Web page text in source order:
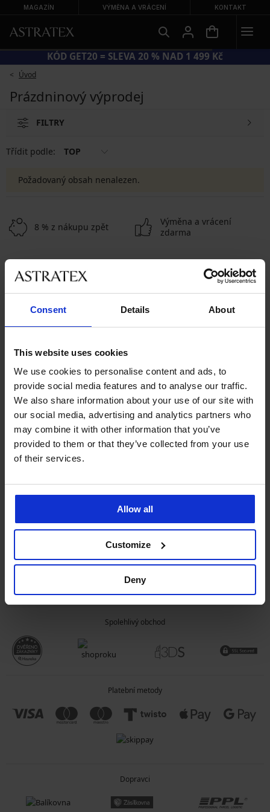
Consent Details About
This website uses cookies
We use cookies to personalise content and ads, to
provide social media features and to analyse our traffic.
We also share information about your use of our site with
our social media, advertising and analytics partners who
may combine it with other information that you’ve
provided to them or that they’ve collected from your use
of their services.
Allow all
Customize
Deny
MAGAZÍN VÝMĚNA A VRÁCENÍ KONTAKT
KÓD GET20 = SLEVA 20 % NAD 1 499 Kč
Úvod
Prázdninový výprodej
FILTRY
Třídit podle: TOP
Požadovaný obsah nenalezen.
8 % z nákupu zpět
Výměna a vrácení
zdarma
Výhodné poštovné
491 204 304
info@astratex.cz
Newsletter
Nenechte si ujít žádnou slevu.
SLUŽBY ZÁKAZNÍKŮM
OBECNÉ INFORMACE
O SPOLEČNOSTI
Spolehlivý obchod
Platební metody
Dopravci